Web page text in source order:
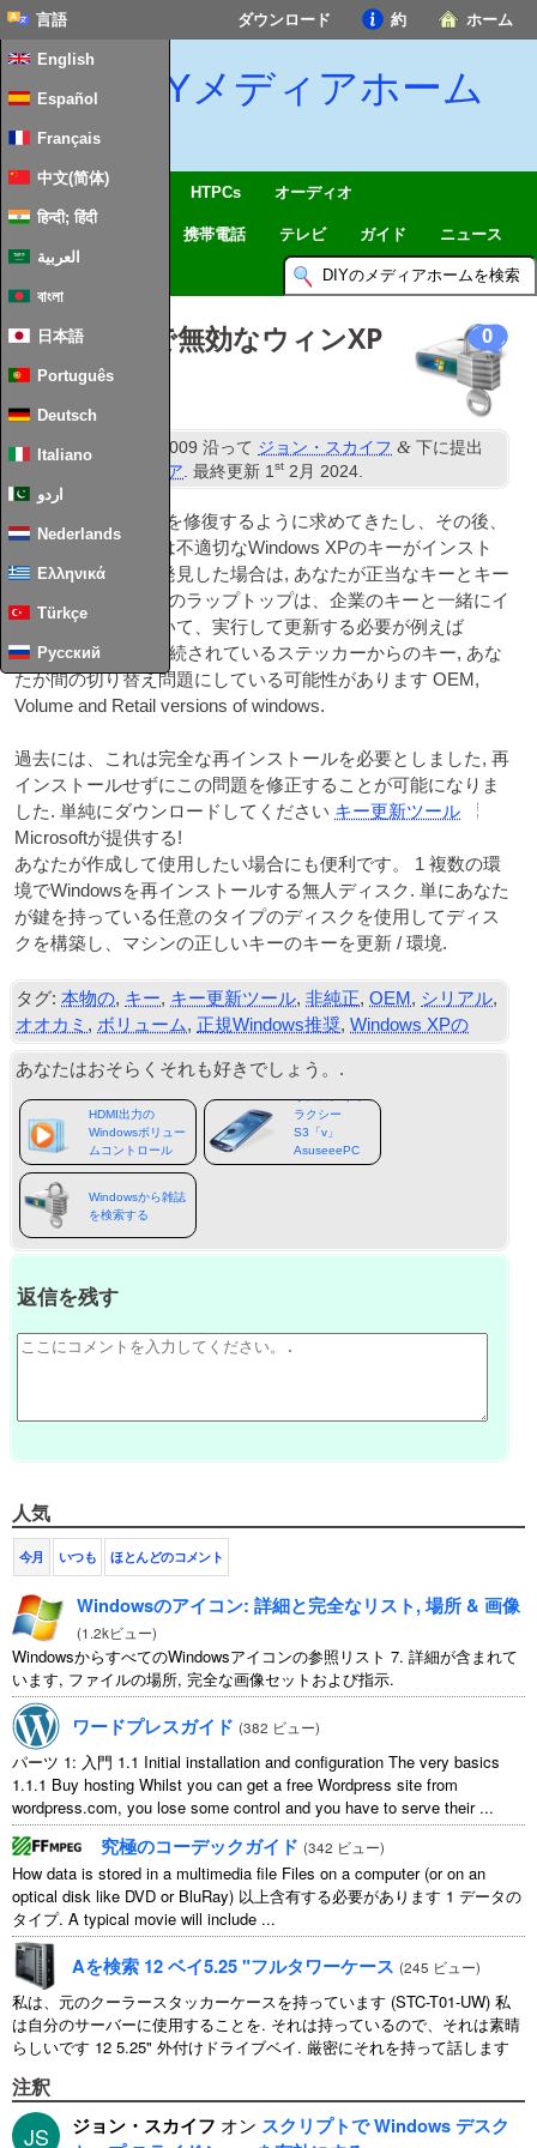
ホーム
約
ダウンロード
言語
English
Español
Français
中文(简体)
हिन्दी; हिंदी
العربية
বাংলা
日本語
Português
Deutsch
Italiano
اردو
Nederlands
Ελληνικά
Türkçe
Русский
DIYメディアホーム
SmartHome & IoTを HTPCs オーディオ
携帯電話 テレビ ガイド ニュース
0
本物のキーで無効なウィンXP
キーの交換
公開済み10 8月 2009 沿って ジョン・スカイフ & 下に提出
その他のソフトウェア. 最終更新 1st 2月 2024.
あなたは今までPCを修復するように求めてきたし、その後、
それは非正規または不適切なWindows XPのキーがインスト
ールされているを発見した場合は, あなたが正当なキーとキー
を更新したい, 秒針のラップトップは、企業のキーと一緒にイ
ンストールされていて、実行して更新する必要が例えば
OEMまだそれに接続されているステッカーからのキー, あな
たが間の切り替え問題にしている可能性がありますOEM ,
Volume and Retail ver­sions of windows.
過去には、これは完全な再インストールを必要としました, 再
インストールせずにこの問題を修正することが可能になりま
した. 単純にダウンロードしてください キー更新ツール
Microsoftが提供する!
あなたが作成して使用したい場合にも便利です。 1 複数の環
境でWindowsを再インストールする無人ディスク. 単にあなた
が鍵を持っている任意のタイプのディスクを使用してディス
クを構築し、マシンの正しいキーのキーを更新 / 環境.
タグ: 本物の, キー, キー更新ツール,非純正,OEM , シリアル,
オオカミ , ボリューム, 正規Windows推奨,Windows XPの
あなたはおそらくそれも好きでしょう。.
HDMI出力の
Windowsボリュー
ムコントロール
サムスンギャ
ラクシー
S3「v」
AsuseeePC
901
Windowsから雑誌
を検索する
返信を残す
人気
今月 いつも ほとんどのコメント
Windowsのアイコン: 詳細と完全なリスト, 場所 & 画像
(1.2kビュー)
WindowsからすべてのWindowsアイコンの参照リスト 7. 詳細が含まれて
います, ファイルの場所, 完全な画像セットおよび指示.
ワードプレスガイド (382 ビュー)
パーツ 1: 入門 1.1 Initial installation and configuration The very basics
1.1.1 Buy hosting Whilst you can get a free Wordpress site from
wordpress.com, you lose some control and you have to serve their...
究極のコーデックガイド (342 ビュー)
How data is stored in a multimedia file Files on a computer(or on an
optical disk like DVD or BluRay) 以上含有する必要があります 1 データの
タイプ. A typical movie will include ...
Aを検索 12 ベイ5.25 "フルタワーケース (245 ビュー)
私は、元のクーラースタッカーケースを持っています (STC-T01-UW) 私
は自分のサーバーに使用することを. それは持っているので、それは素晴
らしいです 12 5.25" 外付けドライブベイ. 厳密にそれを持って話します
注釈
JS ジョン・スカイフ オン スクリプトで Windows デスク